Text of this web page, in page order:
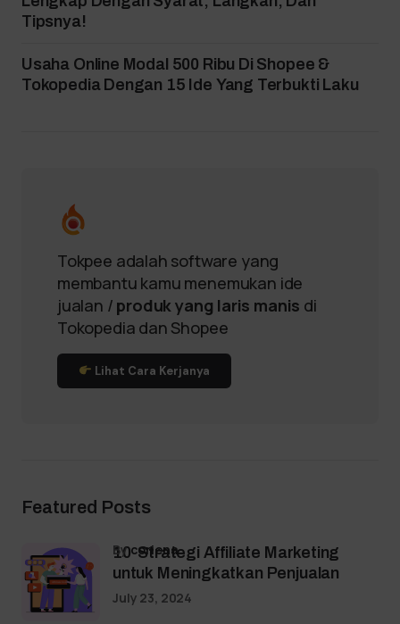
Tipsnya!
Usaha Online Modal 500 Ribu Di Shopee &
Tokopedia Dengan 15 Ide Yang Terbukti Laku
Tokpee adalah software yang
membantu kamu menemukan ide
jualan / produk yang laris manis di
Tokopedia dan Shopee
Lihat Cara Kerjanya
Featured Posts
10 Strategi Affiliate Marketing
untuk Meningkatkan Penjualan
bycoriena
July 23, 2024